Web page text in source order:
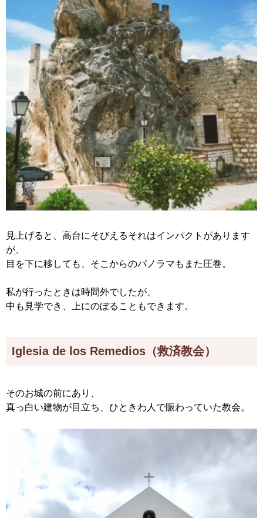
見上げると、高台にそびえるそれはインパクトがあります
が、
目を下に移しても、そこからのパノラマもまた圧巻。
私が行ったときは時間外でしたが、
中も見学でき、上にのぼることもできます。
Iglesia de los Remedios（救済教会）
そのお城の前にあり、
真っ白い建物が目立ち、ひときわ人で賑わっていた教会。